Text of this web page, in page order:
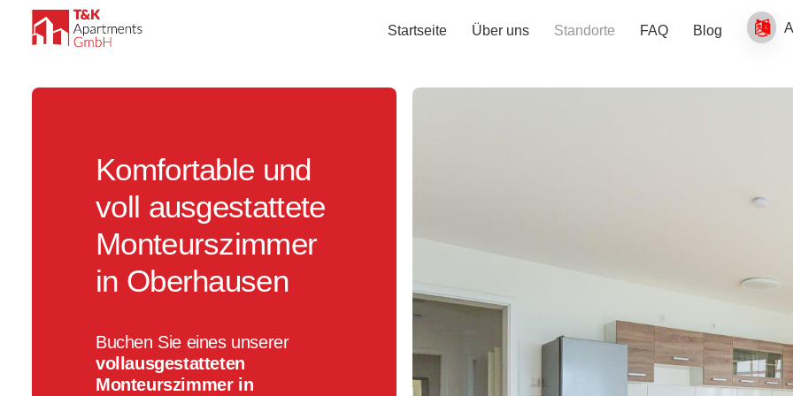
Startseite Über uns Standorte FAQ Blog
Komfortable und
voll ausgestattete
Monteurszimmer
in Oberhausen
Buchen Sie eines unserer
vollausgestatteten
Monteurszimmer in